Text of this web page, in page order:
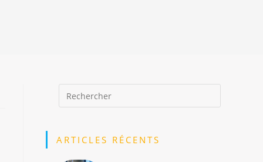
ARTICLES RÉCENTS